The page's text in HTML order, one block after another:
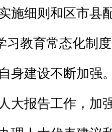
施细则和区市县
习教育常态化制
身建设不断加强
大报告工作，加